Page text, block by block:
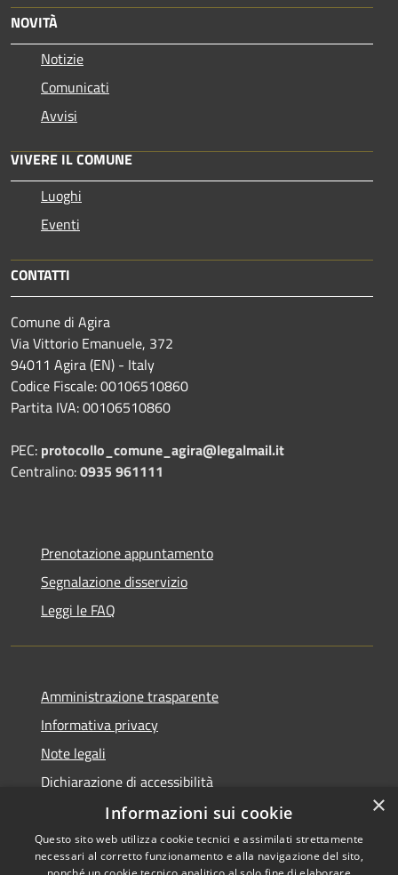
NOVITÀ
Notizie
Comunicati
Avvisi
VIVERE IL COMUNE
Luoghi
Eventi
CONTATTI
Comune di Agira
Via Vittorio Emanuele, 372
94011 Agira (EN) - Italy
Codice Fiscale: 00106510860
Partita IVA: 00106510860
PEC: protocollo_comune_agira@legalmail.it
Centralino:0935 961111
Prenotazione appuntamento
Segnalazione disservizio
Leggi le FAQ
Amministrazione trasparente
Informativa privacy
Note legali
Dichiarazione di accessibilità
Copyright © 2026 • Comune di
×
Informazioni sui cookie
Questo sito web utilizza cookie tecnici e assimilati strettamente
necessari al corretto funzionamento e alla navigazione del sito,